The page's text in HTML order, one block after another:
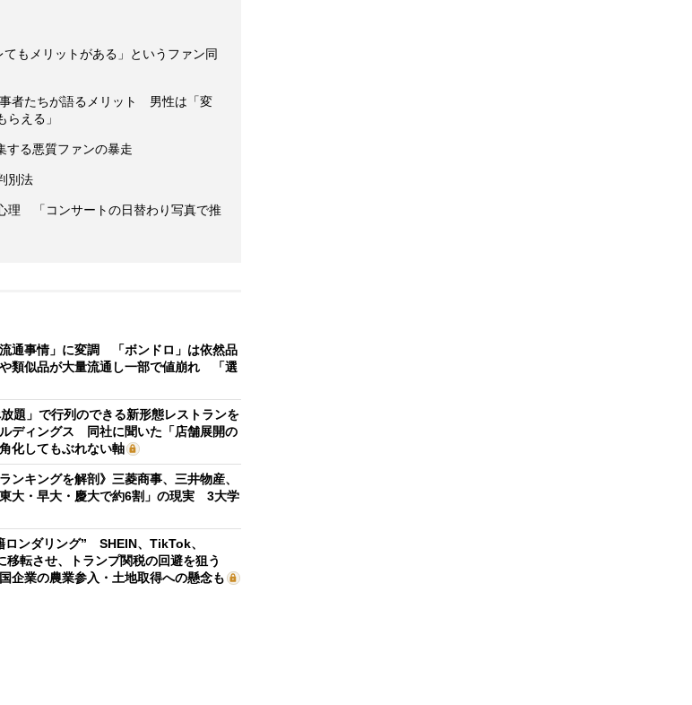
もメリットがある」というファン同
事者たちが語るメリット 男性は「変
える」
る悪質ファンの暴走
別法
理 「コンサートの日替わり写真で推
通事情」に変調 「ボンドロ」は依然品
類似品が大量流通し一部で値崩れ 「選
題」で行列のできる新形態レストランを
ディングス 同社に聞いた「店舗展開の
化してもぶれない軸
ンキングを解剖》三菱商事、三井物産、
大・早大・慶大で約6割」の現実 3大学
ロンダリング” SHEIN、TikTok、
転させ、トランプ関税の回避を狙う
企業の農業参入・土地取得への懸念も